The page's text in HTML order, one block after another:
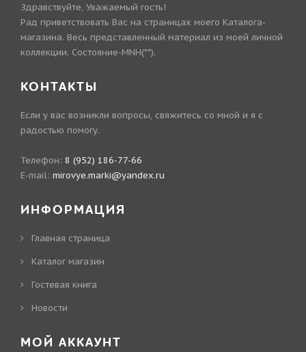
Здравствуйте, Уважаемый гость!
Рад приветствовать Вас на страницах моего Каталога-
магазина. Весь представленный материал из моей личной
коллекции. Состояние-MNH(**).
КОНТАКТЫ
Если у вас возникли вопросы, свяжитесь со мной и я с
радостью помогу.
Телефон: 8 (952) 186-77-66
E-mail: mirovye.marki@yandex.ru
ИНФОРМАЦИЯ
Главная страница
Каталог магазин
Гостевая книга
Новости
МОЙ АККАУНТ